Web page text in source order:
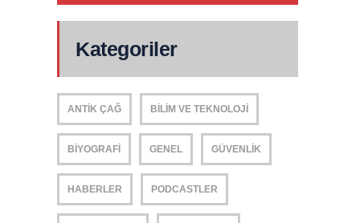
Kategoriler
ANTIK ÇAĞ BILIM VE TEKNOLOJI
BIYOGRAFI GENEL GÜVENLIK
HABERLER PODCASTLER